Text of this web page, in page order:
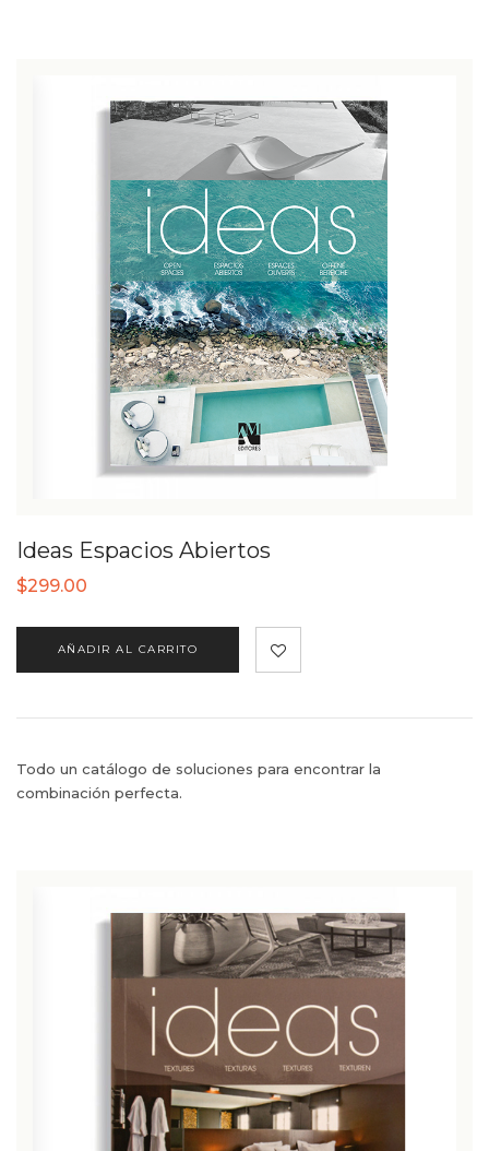
Ideas Espacios Abiertos
$299.00
AÑADIR AL CARRITO
Todo un catálogo de soluciones para encontrar la
combinación perfecta.